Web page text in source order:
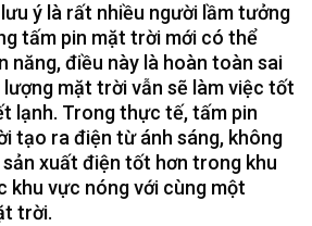
ý là rất nhiều người lầm tưởng
tấm pin mặt trời mới có thể
năng, điều này là hoàn toàn sai
lượng mặt trời vẫn sẽ làm việc tốt
lạnh. Trong thực tế, tấm pin
tạo ra điện từ ánh sáng, không
xuất điện tốt hơn trong khu
khu vực nóng với cùng một
trời.